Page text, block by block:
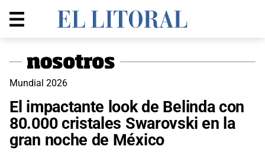
Mundial 2026
El impactante look de Belinda con
80.000 cristales Swarovski en la
gran noche de México